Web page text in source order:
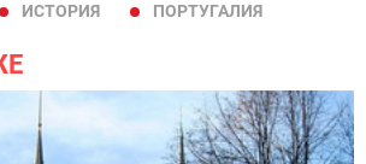
ИСТОРИЯ ПОРТУГАЛИЯ